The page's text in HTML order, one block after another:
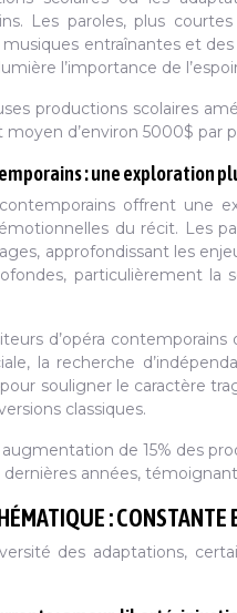
Les paroles, plus
entraînantes et
l’importance de
productions scolaires
moyen d’environ 5000$ par
: une exploration
offrent une
du récit. Les
approfondissant les
particulièrement la
d’opéra
la recherche
souligner le caractère
classiques.
de 15% des
dernières années,
:
des adaptations,